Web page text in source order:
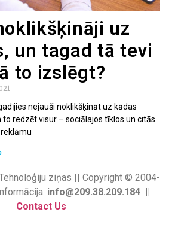
uz
un tagad tā tevi
to izslēgt?
nejauši noklikšķināt uz kādas
redzēt visur – sociālajos tīklos un citās
ziņas || Copyright © 2004-
info@209.38.209.184 ||
Contact Us